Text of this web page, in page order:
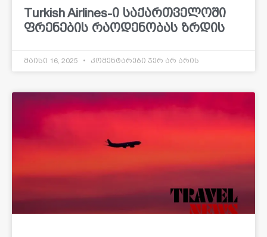
Turkish Airlines-ი საქართველოში
ფრენების რაოდენობას ზრდის
მაისი 16, 2025 კომენტარები ჯერ არ არის